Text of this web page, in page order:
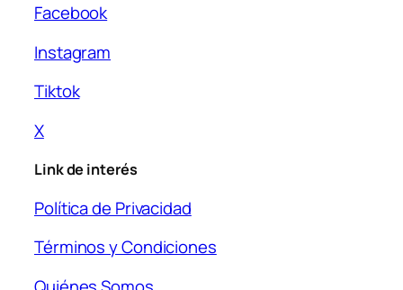
Facebook
Instagram
Tiktok
X
Link de interés
Política de Privacidad
Términos y Condiciones